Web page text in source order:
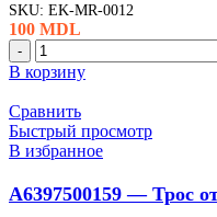
SKU: EK-MR-0012
100 MDL
Количество
товара
A6395451413
-
Кнопка
стеклоподъемника,
Mercedes
Vito
(Wauldmunt)
В корзину
Сравнить
Быстрый просмотр
В избранное
A6397500159 — Трос